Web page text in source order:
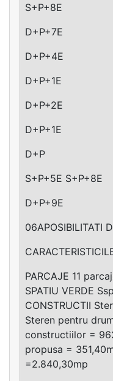
S+P+8E
D+P+7E
D+P+4E
D+P+1E
D+P+2E
D+P+1E
D+P
S+P+5E S+P+8E
D+P+9E
06APOSIBILITATI
PARCAJE 11
SPATIU VERDE
CONSTRUCTII
Steren pentru
constructiilor =
propusa =
=2.840,30mp